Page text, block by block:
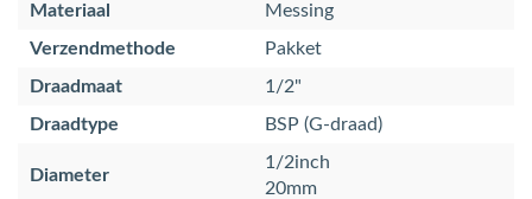
Materiaal
Messing
Verzendmethode
Pakket
Draadmaat
1/2"
Draadtype
BSP (G-draad)
Diameter
1/2inch
20mm